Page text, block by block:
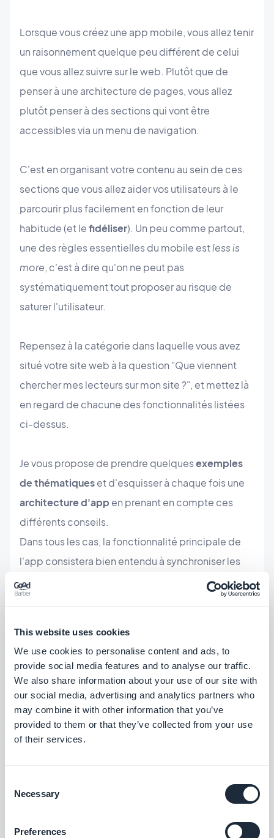
This website uses cookies
We use cookies to personalise content and ads, to
provide social media features and to analyse our traffic.
We also share information about your use of our site with
our social media, advertising and analytics partners who
may combine it with other information that you’ve
provided to them or that they’ve collected from your use
of their services.
Selection
Necessary
Preferences
Lorsque vous créez une app mobile, vous allez tenir
un raisonnement quelque peu différent de celui
que vous allez suivre sur le web. Plutôt que de
penser à une architecture de pages, vous allez
plutôt penser à des sections qui vont être
accessibles via un menu de navigation.
C'est en organisant votre contenu au sein de ces
sections que vous allez aider vos utilisateurs à le
parcourir plus facilement en fonction de leur
habitude (et lefidéliser). Un peu comme partout,
une des règles essentielles du mobile estless is
more, c'est à dire qu'on ne peut pas
systématiquement tout proposer au risque de
saturer l'utilisateur.
Repensez à la catégorie dans laquelle vous avez
situé votre site web à la question "Que viennent
chercher mes lecteurs sur mon site ?", et mettez là
en regard de chacune des fonctionnalités listées
ci-dessus.
Je vous propose de prendre quelquesexemples
de thématiqueset d'esquisser à chaque fois une
architecture d'app en prenant en compte ces
différents conseils.
Dans tous les cas, la fonctionnalité principale de
l'app consistera bien entendu à synchroniser les
contenus entre l'app et le site web.
Exemple n°1 : Un site d'actualités
traitant de news people
Ligne éditoriale : l'important est d'être présent sur
les scoops. Vos lecteurs vous sont fidèles car ils
savent qu'en vous suivant ils seront les premiers à
être au courant de toute nouvelle info fracassante
Vous avez bien compris que la fonctionnalité